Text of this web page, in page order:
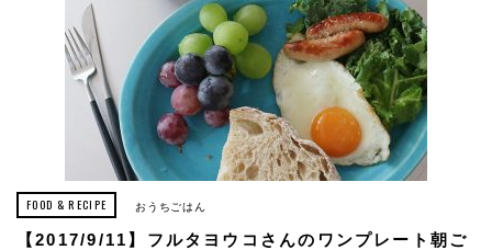
FOOD & RECIPE おうちごはん
【2017/9/11】フルタヨウコさんのワンプレート朝ご